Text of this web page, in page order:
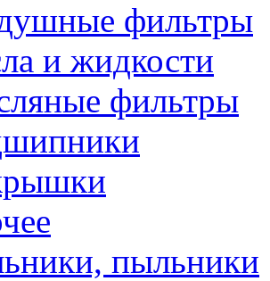
фильтры
и жидкости
фильтры
пыльники